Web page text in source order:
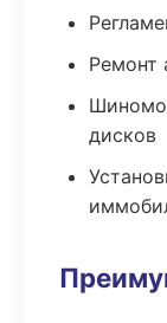
Ремонт
дисков